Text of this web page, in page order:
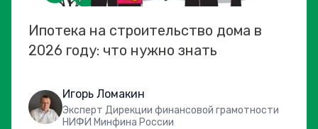
Ипотека на строительство дома в
2026 году: что нужно знать
Игорь Ломакин
Эксперт Дирекции финансовой грамотности
НИФИ Минфина России